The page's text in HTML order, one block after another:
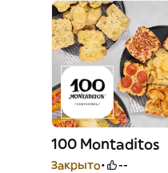
100 Montaditos
Закрыто --